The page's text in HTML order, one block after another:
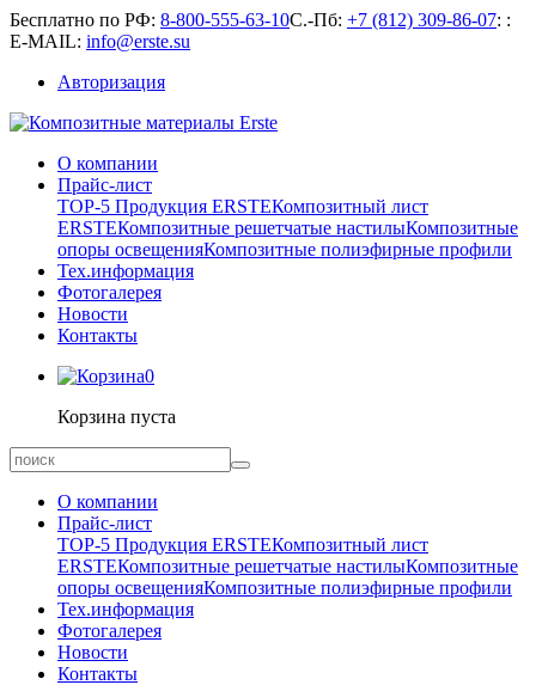
Бесплатно по РФ: 8-800-555-63-10С.-Пб: +7 (812) 309-86-07: :
E-MAIL: info@erste.su
Авторизация
О компании
Прайс-лист
TOP-5 Продукция ERSTEКомпозитный лист
ERSTEКомпозитные решетчатые настилыКомпозитные
опоры освещенияКомпозитные полиэфирные профили
Тех.информация
Фотогалерея
Новости
Контакты
0
Корзина пуста
О компании
Прайс-лист
TOP-5 Продукция ERSTEКомпозитный лист
ERSTEКомпозитные решетчатые настилыКомпозитные
опоры освещенияКомпозитные полиэфирные профили
Тех.информация
Фотогалерея
Новости
Контакты